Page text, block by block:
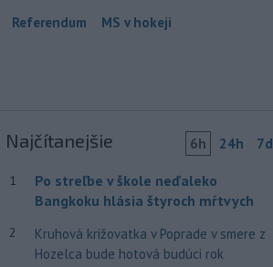
Referendum MS v hokeji
Najčítanejšie 6h 24h 7d
1
Po streľbe v škole neďaleko
Bangkoku hlásia štyroch mŕtvych
2
Kruhová križovatka v Poprade v smere z
Hozelca bude hotová budúci rok